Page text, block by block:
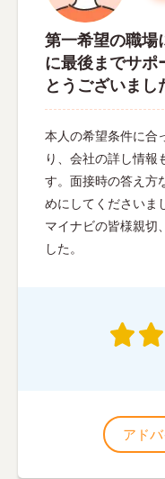
第一希望の職場
に最後までサポ
とうございまし
本人の希望条件に合
り、会社の詳し情報
す。面接時の答え方
めにしてくださいま
マイナビの皆様親切
した。
アド